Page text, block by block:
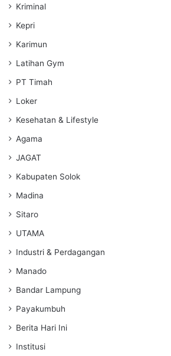
Kriminal
Kepri
Karimun
Latihan Gym
PT Timah
Loker
Kesehatan & Lifestyle
Agama
JAGAT
Kabupaten Solok
Madina
Sitaro
UTAMA
Industri & Perdagangan
Manado
Bandar Lampung
Payakumbuh
Berita Hari Ini
Institusi